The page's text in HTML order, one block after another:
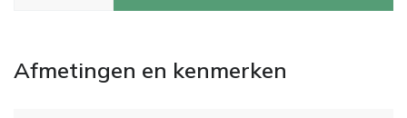
Afmetingen en kenmerken